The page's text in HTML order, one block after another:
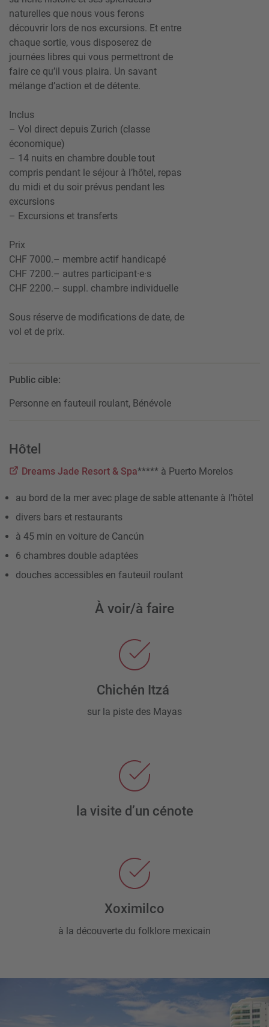
naturelles que nous vous ferons
découvrir lors de nos excursions. Et entre
chaque sortie, vous disposerez de
journées libres qui vous permettront de
faire ce qu’il vous plaira. Un savant
mélange d’action et de détente.
Inclus
– Vol direct depuis Zurich (classe
économique)
– 14 nuits en chambre double tout
compris pendant le séjour à l’hôtel, repas
du midi et du soir prévus pendant les
excursions
– Excursions et transferts
Prix
CHF 7000.– membre actif handicapé
CHF 7200.– autres participant·e·s
CHF 2200.– suppl. chambre individuelle
Sous réserve de modifications de date, de
vol et de prix.
Public cible:
Personne en fauteuil roulant, Bénévole
Hôtel
Dreams Jade Resort & Spa***** à Puerto Morelos
au bord de la mer avec plage de sable attenante à l’hôtel
divers bars et restaurants
à 45 min en voiture de Cancún
6 chambres double adaptées
douches accessibles en fauteuil roulant
À voir/à faire
Chichén Itzá
sur la piste des Mayas
la visite d’un cénote
Xoximilco
à la découverte du folklore mexicain